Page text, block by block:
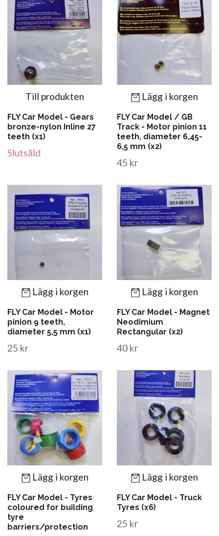
Till produkten
FLY Car Model - Gears
bronze-nylon Inline 27
teeth (x1)
Slutsåld
Lägg i korgen
FLY Car Model / GB
Track - Motor pinion 11
teeth, diameter 6,45-
6,5 mm (x2)
45 kr
Lägg i korgen
FLY Car Model - Motor
pinion 9 teeth,
diameter 5,5 mm (x1)
25 kr
Lägg i korgen
FLY Car Model - Magnet
Neodimium
Rectangular (x2)
40 kr
Lägg i korgen
FLY Car Model - Tyres
coloured for building
tyre
barriers/protection
Lägg i korgen
FLY Car Model - Truck
Tyres (x6)
25 kr